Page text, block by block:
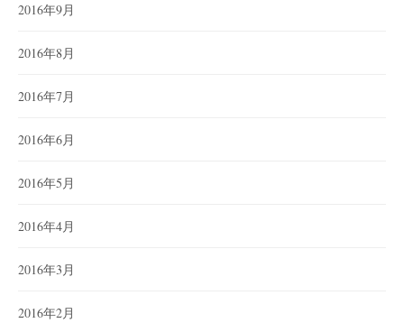
2016年9月
2016年8月
2016年7月
2016年6月
2016年5月
2016年4月
2016年3月
2016年2月